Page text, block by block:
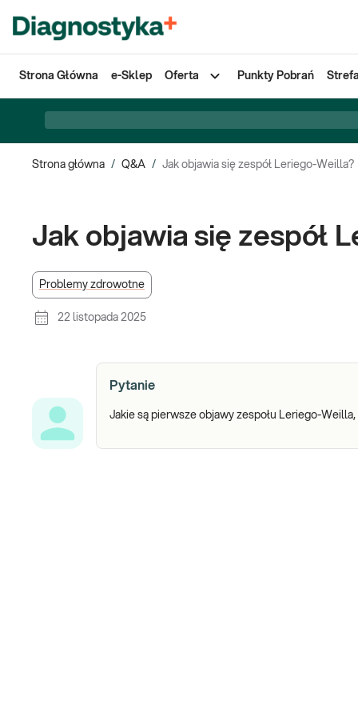
Strona Główna e-Sklep Oferta Punkty Pobrań
Strona główna / Q&A / Jak objawia się zespół Leriego-Weilla?
Jak objawia się zespół
Problemy zdrowotne
22 listopada 2025
Pytanie
Jakie są pierwsze objawy zespołu Leriego-